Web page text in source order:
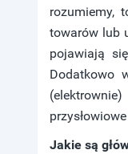
rozumiemy,
towarów lub
pojawiają
Dodatkowo
Jakie są